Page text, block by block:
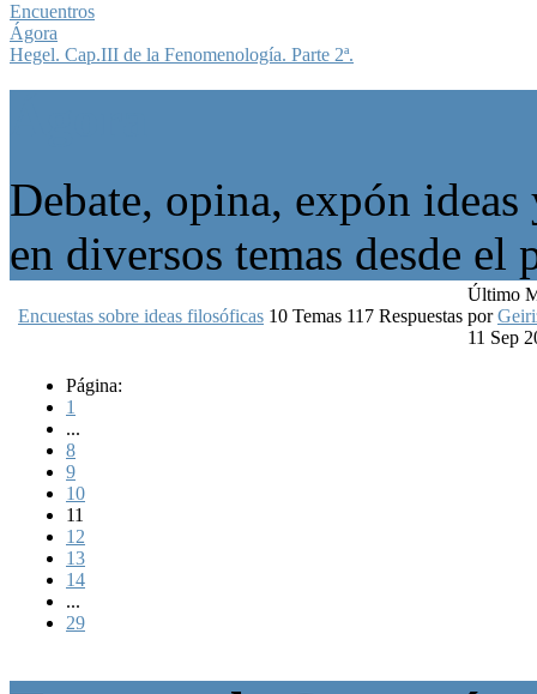
Encuentros
Ágora
Hegel. Cap.III de la Fenomenología. Parte 2ª.
Debate, opina, expón
en diversos temas desde
Encuestas sobre ideas filosóficas 10 Temas 117 Respuestas
Último
por
11 Sep
Página:
1
...
8
9
10
11
12
13
14
...
29